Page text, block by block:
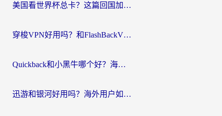
美国看世界杯总卡？这篇回国加速器指南帮你无缝刷国内资源（附苹果手机VPN设置步骤）
穿梭VPN好用吗？和FlashBackVPN对比哪个回国效果更好？
Quickback和小黑牛哪个好？海外党亲测指南，选对回国加速器秒回国内
迅游和银河好用吗？海外用户如何选择回国加速器实现无缝访问国内资源